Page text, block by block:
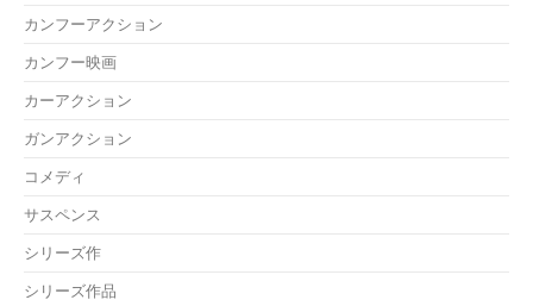
カンフーアクション
カンフー映画
カーアクション
ガンアクション
コメディ
サスペンス
シリーズ作
シリーズ作品